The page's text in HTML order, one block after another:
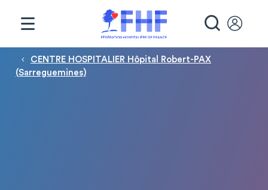
Fil d'Ariane
CENTRE HOSPITALIER Hôpital Robert-PAX
(Sarreguemines)
Panneau de gestion des cookies